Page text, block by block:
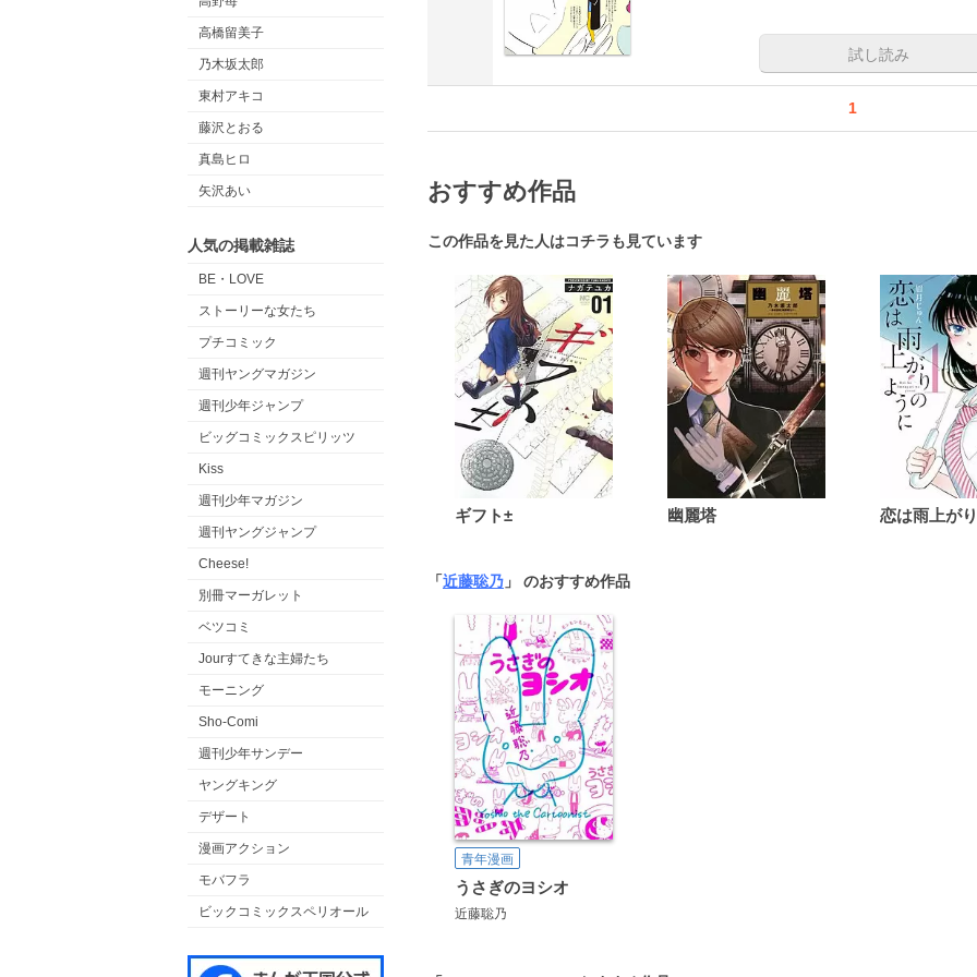
高橋留美子
乃木坂太郎
東村アキコ
藤沢とおる
真島ヒロ
矢沢あい
人気の掲載雑誌
BE・LOVE
ストーリーな女たち
プチコミック
週刊ヤングマガジン
週刊少年ジャンプ
ビッグコミックスピリッツ
Kiss
週刊少年マガジン
週刊ヤングジャンプ
Cheese!
別冊マーガレット
ベツコミ
Jourすてきな主婦たち
モーニング
Sho-Comi
週刊少年サンデー
ヤングキング
デザート
漫画アクション
モバフラ
ビックコミックスペリオール
試し読み
1
おすすめ作品
この作品を見た人はコチラも見ています
ギフト± 幽麗塔
「近藤聡乃 」 のおすすめ作品
青年漫画
うさぎのヨシオ
近藤聡乃